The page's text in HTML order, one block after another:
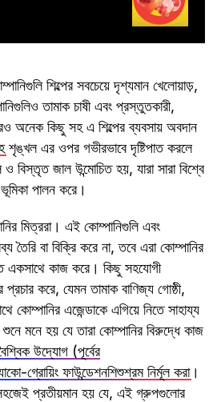
শিল্পের সবচেয়ে দৃশ্যমান খেলোয়াড়,
তামাক চাষী এবং প্রস্তুতকারী,
অনেক কিছু সহ এ শিল্পের ব্যবসায় অবদান
শৃঙ্খল এর ওপর গভীরভাবে দৃষ্টিপাত করলে
বিস্তৃত জাল উন্মোচিত হয়, যারা সারা বিশ্বে
পালন করে।
মিত্ররা। এই কোম্পানিগুলি এবং
তৈরি বা বিক্রি করে না, তবে এরা কোম্পানির
একসাথে কাজ করে। কিছু সহযোগী
প্রচার করে, যেমন তামাক বাণিজ্য গোষ্ঠী,
কোম্পানির এজেন্ডাকে এগিয়ে নিতে সাহায্য
মনে হয় যে তারা কোম্পানির বিরুদ্ধে কাজ
উদ্যোগ (পূর্বের
গ্রোয়িং ফাউন্ডেশনশিশুশ্রম নির্মূল করা।
প্রতীয়মান হয় যে, এই গ্রুপগুলোর